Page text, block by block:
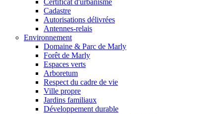
Cadastre
Autorisations délivrées
Antennes-relais
Environnement
Domaine & Parc de Marly
Forêt de Marly
Espaces verts
Arboretum
Respect du cadre de vie
Ville propre
Jardins familiaux
Développement durable